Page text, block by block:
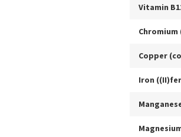
Vitamin
Copper
Iron